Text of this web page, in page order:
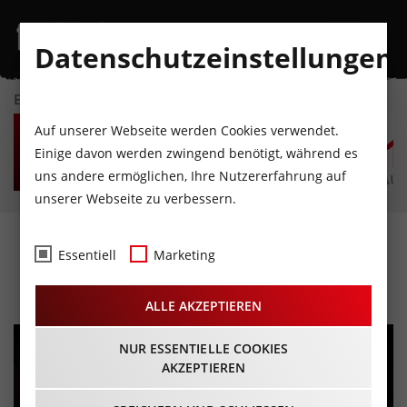
EVENTKALENDER
FR
7
AUGUST
SA
8
AUGUST
SO
9
AUGUST
MO
10
AUGUST
DI
11
AUGUST
Ladies Night
18.05.2024 - Beginn 20:15 Uhr
Datenschutzeinstellungen
Auf unserer Webseite werden Cookies verwendet.
Einige davon werden zwingend benötigt, während es
uns andere ermöglichen, Ihre Nutzererfahrung auf
unserer Webseite zu verbessern.
Essentiell Marketing
ALLE AKZEPTIEREN
NUR ESSENTIELLE COOKIES
AKZEPTIEREN